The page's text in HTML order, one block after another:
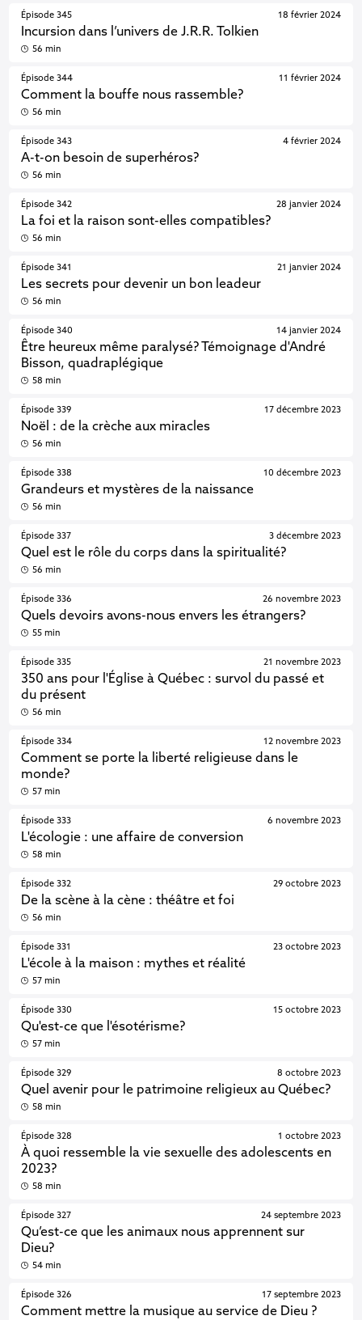
Épisode 345
Incursion dans l’univers de J.R.R. Tolkien
18 février 2024
56 min
Épisode 344
Comment la bouffe nous rassemble?
11 février 2024
56 min
Épisode 343
A-t-on besoin de superhéros?
4 février 2024
56 min
Épisode 342
La foi et la raison sont-elles compatibles?
28 janvier 2024
56 min
Épisode 341
Les secrets pour devenir un bon leadeur
21 janvier 2024
56 min
Épisode 340
Être heureux même paralysé? Témoignage d'André
Bisson, quadraplégique
14 janvier 2024
58 min
Épisode 339
Noël : de la crèche aux miracles
17 décembre 2023
56 min
Épisode 338
Grandeurs et mystères de la naissance
10 décembre 2023
56 min
Épisode 337
Quel est le rôle du corps dans la spiritualité?
3 décembre 2023
56 min
Épisode 336
Quels devoirs avons-nous envers les étrangers?
26 novembre 2023
55 min
Épisode 335
350 ans pour l'Église à Québec : survol du passé et
du présent
21 novembre 2023
56 min
Épisode 334
Comment se porte la liberté religieuse dans le
monde?
12 novembre 2023
57 min
Épisode 333
L'écologie : une affaire de conversion
6 novembre 2023
58 min
Épisode 332
De la scène à la cène : théâtre et foi
29 octobre 2023
56 min
Épisode 331
L'école à la maison : mythes et réalité
23 octobre 2023
57 min
Épisode 330
Qu'est-ce que l'ésotérisme?
15 octobre 2023
57 min
Épisode 329
Quel avenir pour le patrimoine religieux au Québec?
8 octobre 2023
58 min
Épisode 328
À quoi ressemble la vie sexuelle des adolescents en
2023?
1 octobre 2023
58 min
Épisode 327
Qu’est-ce que les animaux nous apprennent sur
Dieu?
24 septembre 2023
54 min
Épisode 326
Comment mettre la musique au service de Dieu ?
17 septembre 2023